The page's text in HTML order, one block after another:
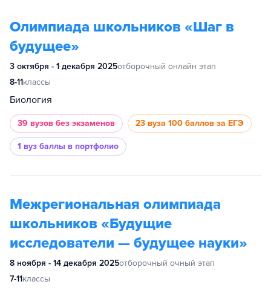
Олимпиада школьников «Шаг в
будущее»
3 октября - 1 декабря 2025отборочный онлайн этап
8-11классы
Биология
39 вузов без экзаменов 23 вуза 100 баллов за ЕГЭ
1 вуз баллы в портфолио
Межрегиональная олимпиада
школьников «Будущие
исследователи — будущее науки»
8 ноября - 14 декабря 2025отборочный очный этап
7-11классы